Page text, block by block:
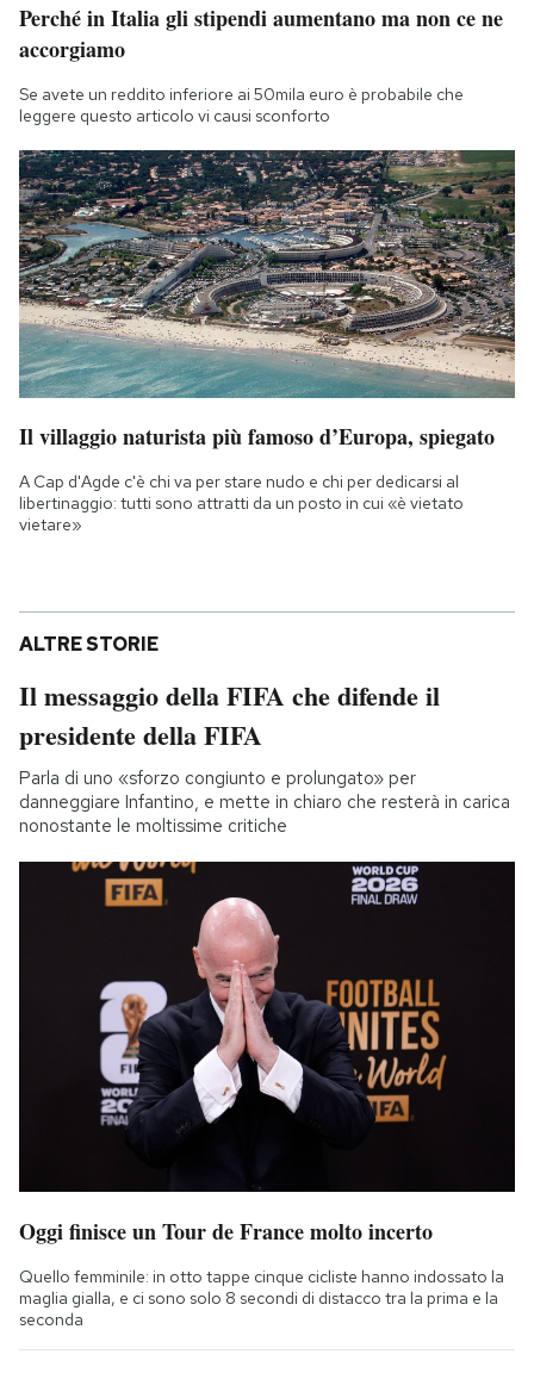
Perché in Italia gli stipendi aumentano ma non ce ne
accorgiamo
Se avete un reddito inferiore ai 50mila euro è probabile che
leggere questo articolo vi causi sconforto
Il villaggio naturista più famoso d’Europa, spiegato
A Cap d'Agde c'è chi va per stare nudo e chi per dedicarsi al
libertinaggio: tutti sono attratti da un posto in cui «è vietato
vietare»
ALTRE STORIE
Il messaggio della FIFA che difende il
presidente della FIFA
Parla di uno «sforzo congiunto e prolungato» per
danneggiare Infantino, e mette in chiaro che resterà in carica
nonostante le moltissime critiche
Oggi finisce un Tour de France molto incerto
Quello femminile: in otto tappe cinque cicliste hanno indossato la
maglia gialla, e ci sono solo 8 secondi di distacco tra la prima e la
seconda